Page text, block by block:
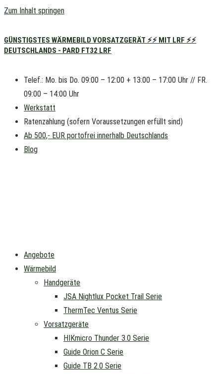
Zum Inhalt springen
GÜNSTIGSTES WÄRMEBILD VORSATZGERÄT ⚡⚡ MIT LRF ⚡⚡
DEUTSCHLANDS - PARD FT32 LRF
Telef.: Mo. bis Do. 09:00 – 12:00 + 13:00 – 17:00 Uhr // FR.
09:00 – 14:00 Uhr
Werkstatt
Ratenzahlung (sofern Voraussetzungen erfüllt sind)
Ab 500,- EUR portofrei innerhalb Deutschlands
Blog
Angebote
Wärmebild
Handgeräte
JSA Nightlux Pocket Trail Serie
ThermTec Ventus Serie
Vorsatzgeräte
HIKmicro Thunder 3.0 Serie
Guide Orion C Serie
Guide TB 2.0 Serie